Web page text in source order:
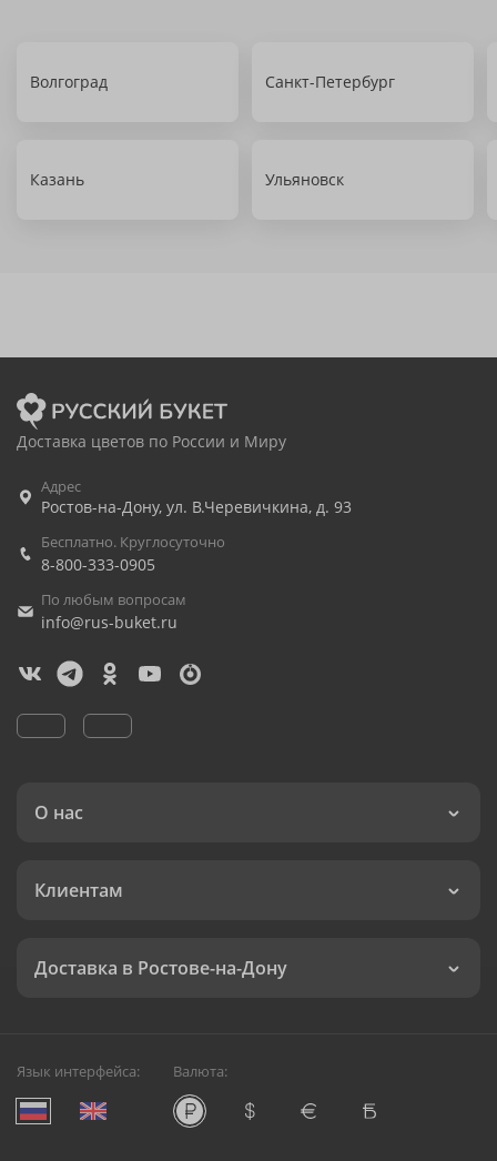
Волгоград Санкт-Петербург
Казань Ульяновск
Доставка цветов по России и Миру
Адрес
Ростов-на-Дону, ул. В.Черевичкина, д. 93
Бесплатно. Круглосуточно
8-800-333-0905
По любым вопросам
info@rus-buket.ru
О нас
Клиентам
Доставка в Ростове-на-Дону
Язык интерфейса: Валюта: